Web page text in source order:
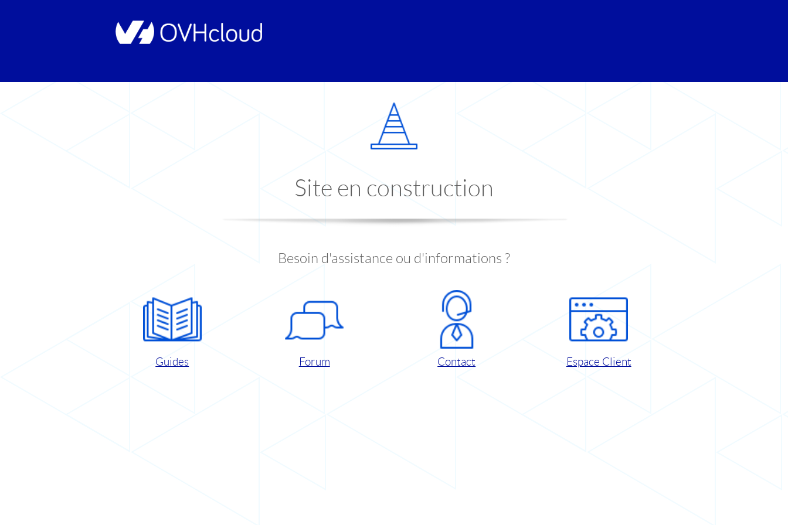
Site en construction
Besoin d'assistance ou d'informations ?
Guides Forum Contact Espace Client